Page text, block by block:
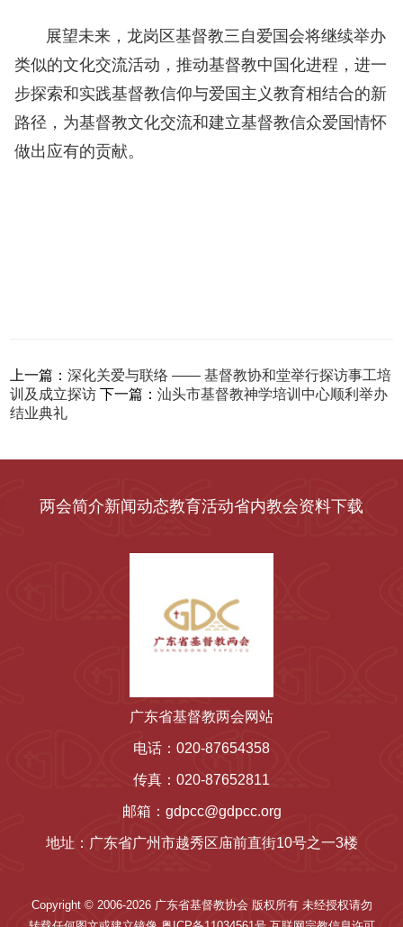
展望未来，龙岗区基督教三自爱国会将继续举办
类似的文化交流活动，推动基督教中国化进程，进一
步探索和实践基督教信仰与爱国主义教育相结合的新
路径，为基督教文化交流和建立基督教信众爱国情怀
做出应有的贡献。
上一篇：深化关爱与联络 —— 基督教协和堂举行探访事工培
训及成立探访 下一篇：汕头市基督教神学培训中心顺利举办
结业典礼
两会简介新闻动态教育活动省内教会资料下载
广东省基督教两会网站
电话：020-87654358
传真：020-87652811
邮箱：gdpcc@gdpcc.org
地址：广东省广州市越秀区庙前直街10号之一3楼
Copyright © 2006-2026 广东省基督教协会 版权所有 未经授权请勿